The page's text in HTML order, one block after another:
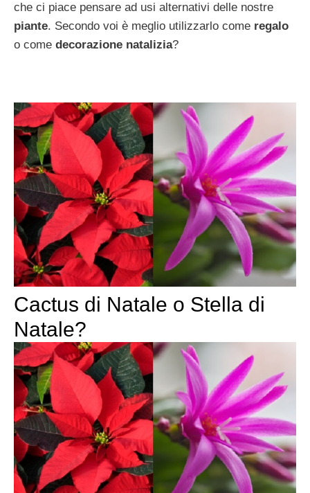
che ci piace pensare ad usi alternativi delle nostre
piante. Secondo voi è meglio utilizzarlo come regalo
o come decorazione natalizia?
Cactus di Natale o Stella di
Natale?